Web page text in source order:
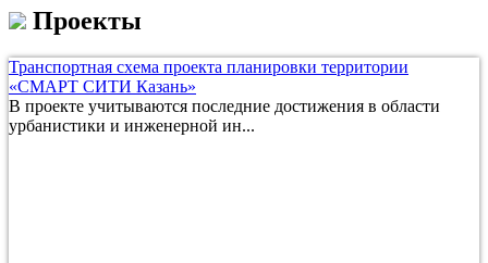
Проекты
Транспортная схема проекта планировки территории
«СМАРТ СИТИ Казань»
В проекте учитываются последние достижения в области
урбанистики и инженерной ин...